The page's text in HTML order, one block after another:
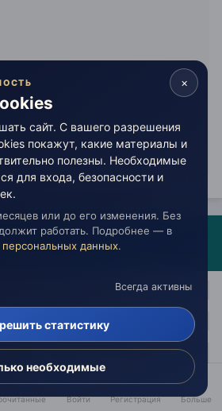
—
18 мая
приличия”
путь задан событиями, где
приличия.
Войти Регистрация Больше
×
сайт. С вашего разрешения
покажут, какие материалы и
полезны. Необходимые
для входа, безопасности и
или до его изменения. Без
работать. Подробнее — в
персональных данных.
Всегда активны
статистику
необходимые